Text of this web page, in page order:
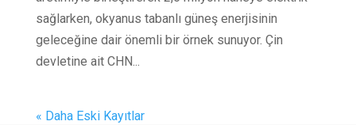
sağlarken, okyanus tabanlı güneş enerjisinin
geleceğine dair önemli bir örnek sunuyor. Çin
devletine ait CHN...
« Daha Eski Kayıtlar